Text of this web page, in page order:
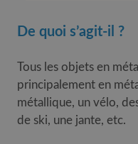
De quoi s’agit-il ?
Tous les objets en
principalement en
métallique, un vélo,
de ski, une jante, etc.